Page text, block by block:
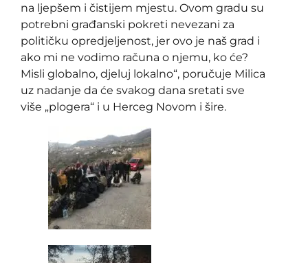
na ljepšem i čistijem mjestu. Ovom gradu su
potrebni građanski pokreti nevezani za
političku opredjeljenost, jer ovo je naš grad i
ako mi ne vodimo računa o njemu, ko će?
Misli globalno, djeluj lokalno“, poručuje Milica
uz nadanje da će svakog dana sretati sve
više „plogera“ i u Herceg Novom i šire.